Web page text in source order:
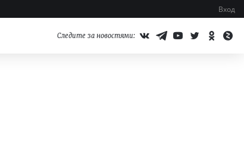
Вход
Следите за новостями: